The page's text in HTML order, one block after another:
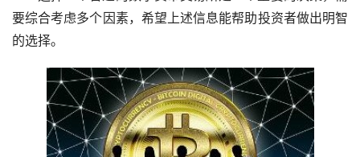
要综合考虑多个因素，希望上述信息能帮助投资者做出明智
的选择。